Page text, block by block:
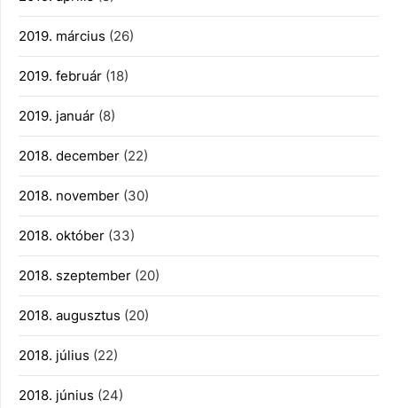
2019. március (26)
2019. február (18)
2019. január (8)
2018. december (22)
2018. november (30)
2018. október (33)
2018. szeptember (20)
2018. augusztus (20)
2018. július (22)
2018. június (24)